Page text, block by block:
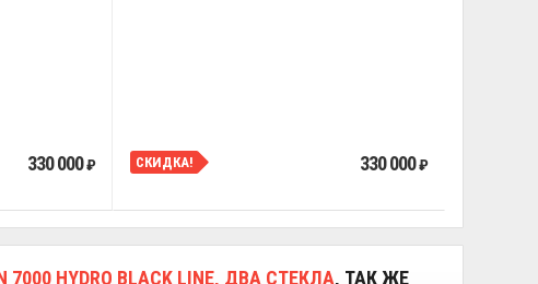
330 000₽ СКИДКА! 330 000₽
HYDRO BLACK LINE, ДВА СТЕКЛА, ТАК ЖЕ